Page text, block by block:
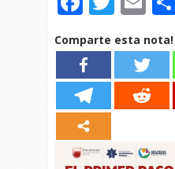
Comparte esta nota!